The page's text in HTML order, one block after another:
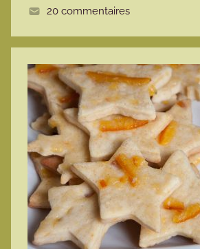
20 commentaires